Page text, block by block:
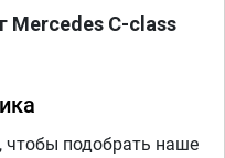
Mercedes C-class
подобрать наше